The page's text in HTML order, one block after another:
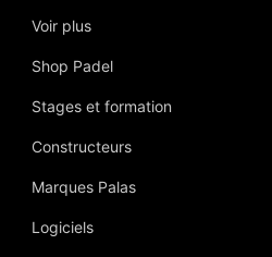
Voir plus
Shop Padel
Stages et formation
Constructeurs
Marques Palas
Logiciels